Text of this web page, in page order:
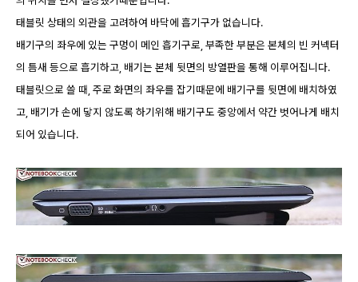
태블릿 상태의 외관을 고려하여 바닥에 흡기구가 없습니다.
배기구의 좌우에 있는 구멍이 메인 흡기구로, 부족한 부분은 본체의 빈 커넥터
의 틈새 등으로 흡기하고, 배기는 본체 뒷면의 방열판을 통해 이루어집니다.
태블릿으로 쓸 때, 주로 화면의 좌우를 잡기때문에 배기구를 뒷면에 배치하였
고, 배기가 손에 닿지 않도록 하기위해 배기구도 중앙에서 약간 벗어나게 배치
되어 있습니다.